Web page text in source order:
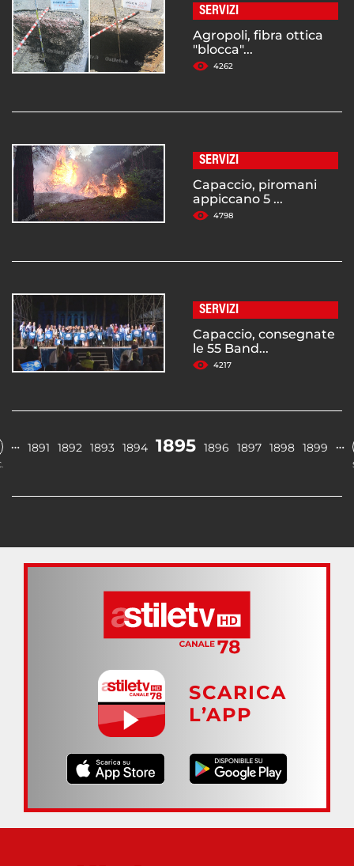
SERVIZI
Agropoli, fibra ottica
"blocca"...
4262
SERVIZI
Capaccio, piromani
appiccano 5 ...
4798
SERVIZI
Capaccio, consegnate
le 55 Band...
4217
… 1891 1892 1893 1894 1895 1896 1897 1898 1899 …
SCARICA
L’APP